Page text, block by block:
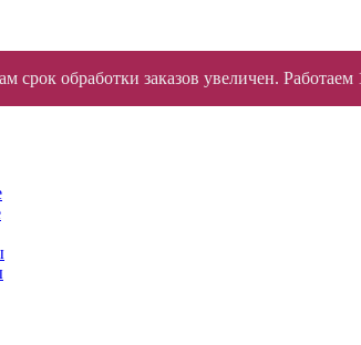
срок обработки заказов увеличен.